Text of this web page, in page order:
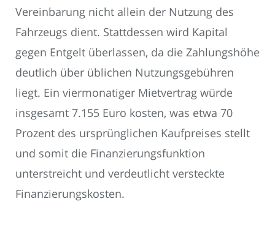
Vereinbarung nicht allein der Nutzung des
Fahrzeugs dient. Stattdessen wird Kapital
gegen Entgelt überlassen, da die Zahlungshöhe
deutlich über üblichen Nutzungsgebühren
liegt. Ein viermonatiger Mietvertrag würde
insgesamt 7.155 Euro kosten, was etwa 70
Prozent des ursprünglichen Kaufpreises stellt
und somit die Finanzierungsfunktion
unterstreicht und verdeutlicht versteckte
Finanzierungskosten.